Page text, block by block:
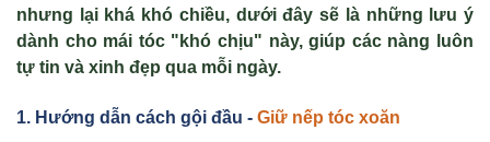
nhưng l ại khá khó chiều, dưới đây sẽ là những lưu ý
dành cho mái tóc "khó chịu" này, giúp các nàng luôn
tự tin và xinh đẹp qua mỗi ngày.
1. Hướng dẫn cách gội đầu - Giữ nếp tóc xoăn